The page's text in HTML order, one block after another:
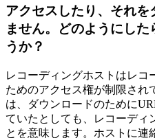
アクセスしたり、それを
ません。どのようにした
うか？
レコーディングホストはレコ
ためのアクセス権が制限され
は、ダウンロードのために
ていたとしても、レコーディ
とを意味します。ホストに連